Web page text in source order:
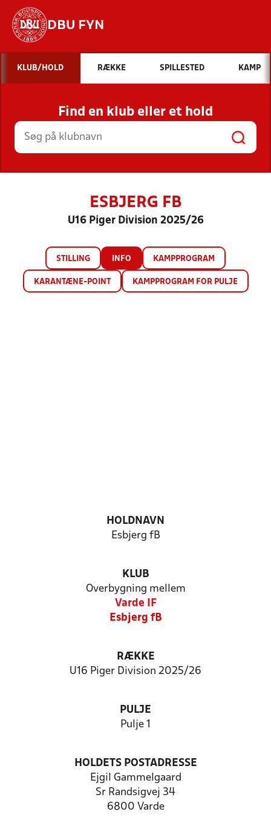
DBU FYN
Hvad vil du søge efter?
INDHOLD OG NYHEDER
STILLINGER, RESULTATER, KLUBBER OG
HOLD
KLUB/HOLD RÆKKE SPILLESTED KAMP
Find en klub eller et hold
ESBJERG FB
U16 Piger Division 2025/26
STILLING INFO KAMPPROGRAM
KARANTÆNE-POINT KAMPPROGRAM FOR PULJE
HOLDNAVN
Esbjerg fB
KLUB
Overbygning mellem
Varde IF
Esbjerg fB
RÆKKE
U16 Piger Division 2025/26
PULJE
Pulje 1
HOLDETS POSTADRESSE
Ejgil Gammelgaard
Sr Randsigvej 34
6800 Varde